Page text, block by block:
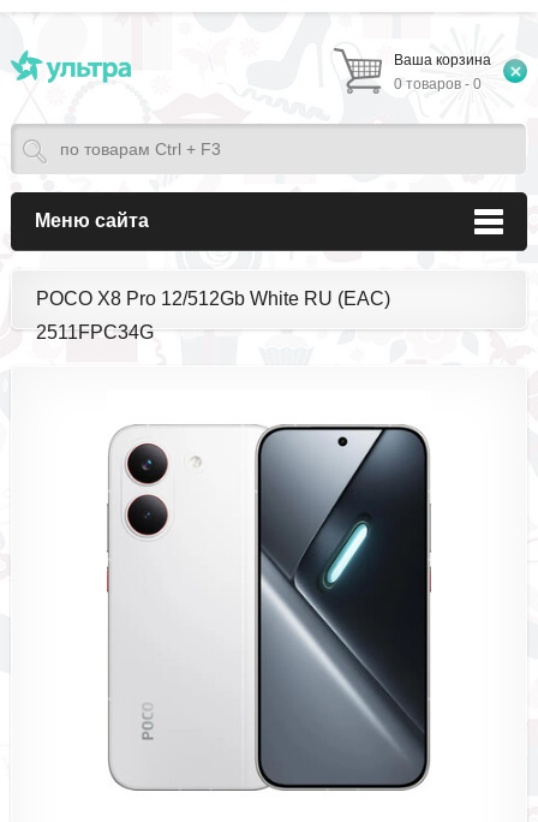
Ваша корзина
0 товаров - 0
Меню сайта
POCO X8 Pro 12/512Gb White RU (EAC)
2511FPC34G